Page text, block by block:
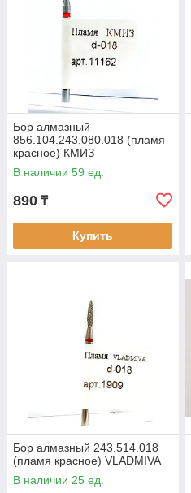
Бор алмазный
856.104.243.080.018 (пламя
красное) КМИЗ
В наличии 59 ед.
890 ₸
Купить
Бор алмазный 243.514.018
(пламя красное) VLADMIVA
В наличии 25 ед.